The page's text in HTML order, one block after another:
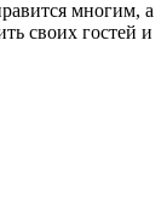
многим, а
своих гостей и